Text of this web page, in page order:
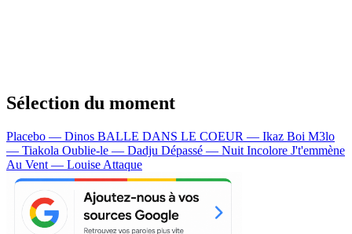
Sélection du moment
Placebo — Dinos BALLE DANS LE COEUR — Ikaz Boi M3lo
— Tiakola Oublie-le — Dadju Dépassé — Nuit Incolore J't'emmène
Au Vent — Louise Attaque